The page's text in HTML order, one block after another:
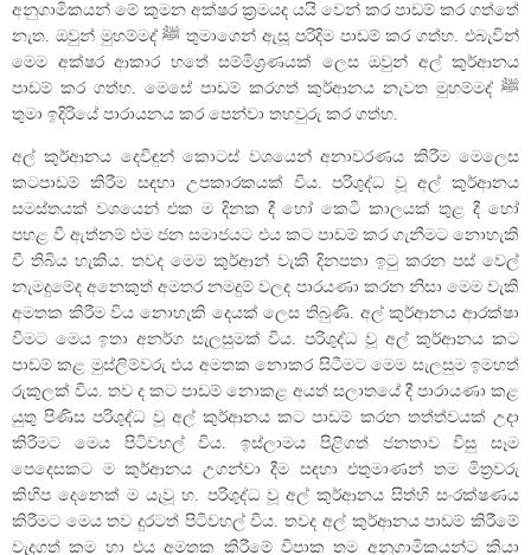
අනුගාමිකයන් මේ කුමන අක්ෂර ක්‍රමයද යයි වෙන් කර පාඩම් කර ගත්තේ
නැත. ඔවුන් මුහම්මද් ﷺ තුමාගෙන් ඇසූ පරිදිම පාඩම් කර ගත්හ. එබැවින්
මෙම අක්ෂර ආකාර හතේ සම්මිශ්‍රණයක් ලෙස ඔවුන් අල් කුර්ආනය
පාඩම් කර ගත්හ. මෙසේ පාඩම් කරගත් කුර්ආනය නැවත මුහම්මද් ﷺ
තුමා ඉදිරියේ පාරායනය කර පෙන්වා තහවුරු කර ගත්හ.
අල් කුර්ආනය දෙවිඳුන් කොටස් වශයෙන් අනාවරණය කිරීම මෙලෙස
කටපාඩම් කිරීම සඳහා උපකාරකයක් විය. පරිශුද්ධ වූ අල් කුර්ආනය
සමස්තයක් වශයෙන් එක ම දිනක දී හෝ කෙටි කාලයක් තුළ දී හෝ
පහළ වී ඇත්නම් එම ජන සමාජයට එය කට පාඩම් කර ගැනීමට නොහැකි
වී තිබිය හැකිය. තවද මෙම කුර්ආන් වැකි දිනපතා ඉටු කරන පස් වෙල්
නැමදුමේද අනෙකුත් අමතර නමදුම් වලද පාරයණා කරන නිසා මෙම වැකි
අමතක කිරීම විය නොහැකි දෙයක් ලෙස තිබුණි. අල් කුර්ආනය ආරක්ෂා
වීමට මෙය ඉතා අනර්ග සැලසුමක් විය. පරිශුද්ධ වූ අල් කුර්ආනය කට
පාඩම් කළ මුස්ලිම්වරු එය අමතක නොකර සිටීමට මෙම සැලසුම ඉමහත්
රුකුලක් විය. තව ද කට පාඩම් නොකළ අයත් සලාතයේ දී පාරායණා කළ
යුතු පිණිස පරිශුද්ධ වූ අල් කුර්ආනය කට පාඩම් කරන තත්ත්වයක් උදා
කිරීමට මෙය පිටිවහල් විය. ඉස්ලාමය පිළිගත් ජනතාව විසු සෑම
පෙදෙසකට ම කුර්ආනය උගන්වා දීම සඳහා එතුමාණන් තම මිත්‍රවරු
කිහිප දෙනෙක් ම යැවූ හ. පරිශුද්ධ වූ අල් කුර්ආනය සිත්හි සංරක්ෂණය
කිරීමට මෙය තව දුරටත් පිටිවහල් විය. තවද අල් කුර්ආනය පාඩම් කිරීමේ
වැදගත් කම හා එය අමතක කිරීමේ විපාක තම අනුගාමිකයන්ට කියා